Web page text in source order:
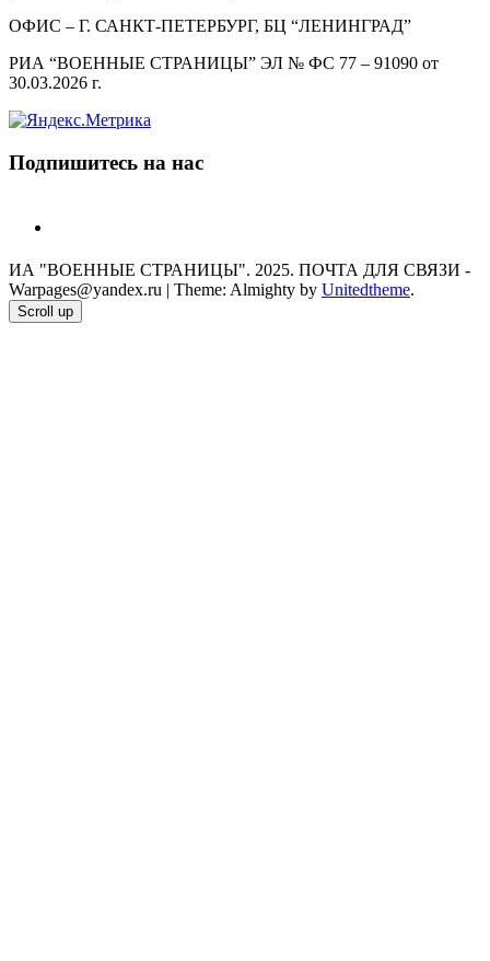
ОФИС – Г. САНКТ-ПЕТЕРБУРГ, БЦ “ЛЕНИНГРАД”
РИА “ВОЕННЫЕ СТРАНИЦЫ” ЭЛ № ФС 77 – 91090 от
30.03.2026 г.
Подпишитесь на нас
ИА "ВОЕННЫЕ СТРАНИЦЫ". 2025. ПОЧТА ДЛЯ СВЯЗИ -
Warpages@yandex.ru | Theme: Almighty by Unitedtheme.
Scroll up